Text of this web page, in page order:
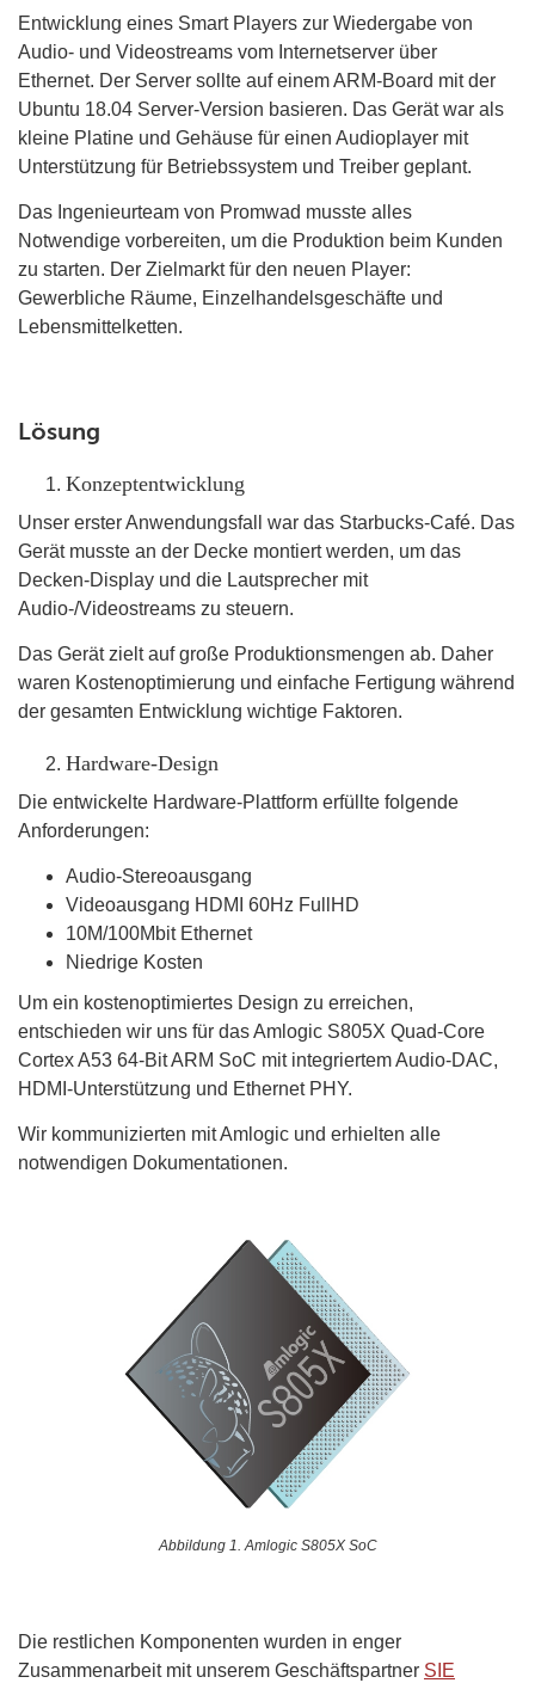
Entwicklung eines Smart Players zur Wiedergabe von
Audio- und Videostreams vom Internetserver über
Ethernet. Der Server sollte auf einem ARM-Board mit der
Ubuntu 18.04 Server-Version basieren. Das Gerät war als
kleine Platine und Gehäuse für einen Audioplayer mit
Unterstützung für Betriebssystem und Treiber geplant.
Das Ingenieurteam von Promwad musste alles
Notwendige vorbereiten, um die Produktion beim Kunden
zu starten. Der Zielmarkt für den neuen Player:
Gewerbliche Räume, Einzelhandelsgeschäfte und
Lebensmittelketten.
Lösung
Konzeptentwicklung
Unser erster Anwendungsfall war das Starbucks-Café. Das
Gerät musste an der Decke montiert werden, um das
Decken-Display und die Lautsprecher mit
Audio-/Videostreams zu steuern.
Das Gerät zielt auf große Produktionsmengen ab. Daher
waren Kostenoptimierung und einfache Fertigung während
der gesamten Entwicklung wichtige Faktoren.
Hardware-Design
Die entwickelte Hardware-Plattform erfüllte folgende
Anforderungen:
Audio-Stereoausgang
Videoausgang HDMI 60Hz FullHD
10M/100Mbit Ethernet
Niedrige Kosten
Um ein kostenoptimiertes Design zu erreichen,
entschieden wir uns für das Amlogic S805X Quad-Core
Cortex A53 64-Bit ARM SoC mit integriertem Audio-DAC,
HDMI-Unterstützung und Ethernet PHY.
Wir kommunizierten mit Amlogic und erhielten alle
notwendigen Dokumentationen.
Abbildung 1. Amlogic S805X SoC
Die restlichen Komponenten wurden in enger
Zusammenarbeit mit unserem Geschäftspartner SIE